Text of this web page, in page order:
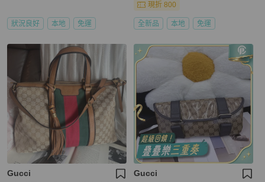
狀況良好 本地 免運
現折 800
全新品 本地 免運
Gucci Gucci